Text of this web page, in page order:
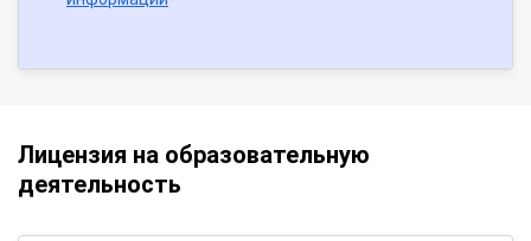
Лицензия на образовательную
деятельность